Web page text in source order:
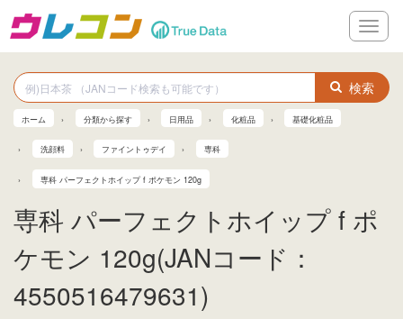
メ
ニ
ー
検索
ホーム 分類から探す 日用品 化粧品 基礎化粧品
洗顔料 ファイントゥデイ 専科
専科 パーフェクトホイップ f ポケモン 120g
専科 パーフェクトホイップ f ポ
ケモン 120g(JANコード：
4550516479631)